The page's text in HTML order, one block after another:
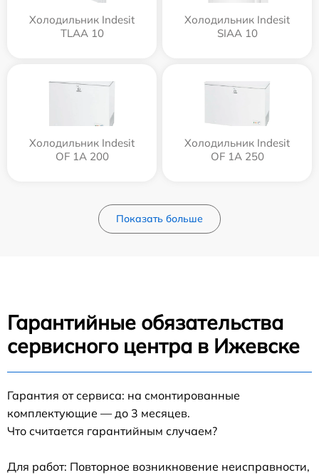
Холодильник Indesit
TLAA 10
Холодильник Indesit
SIAA 10
Холодильник Indesit
OF 1A 200
Холодильник Indesit
OF 1A 250
Показать больше
Гарантийные обязательства
сервисного центра в Ижевске
Гарантия от сервиса: на смонтированные
комплектующие — до 3 месяцев.
Что считается гарантийным случаем?
Для работ: Повторное возникновение неисправности,